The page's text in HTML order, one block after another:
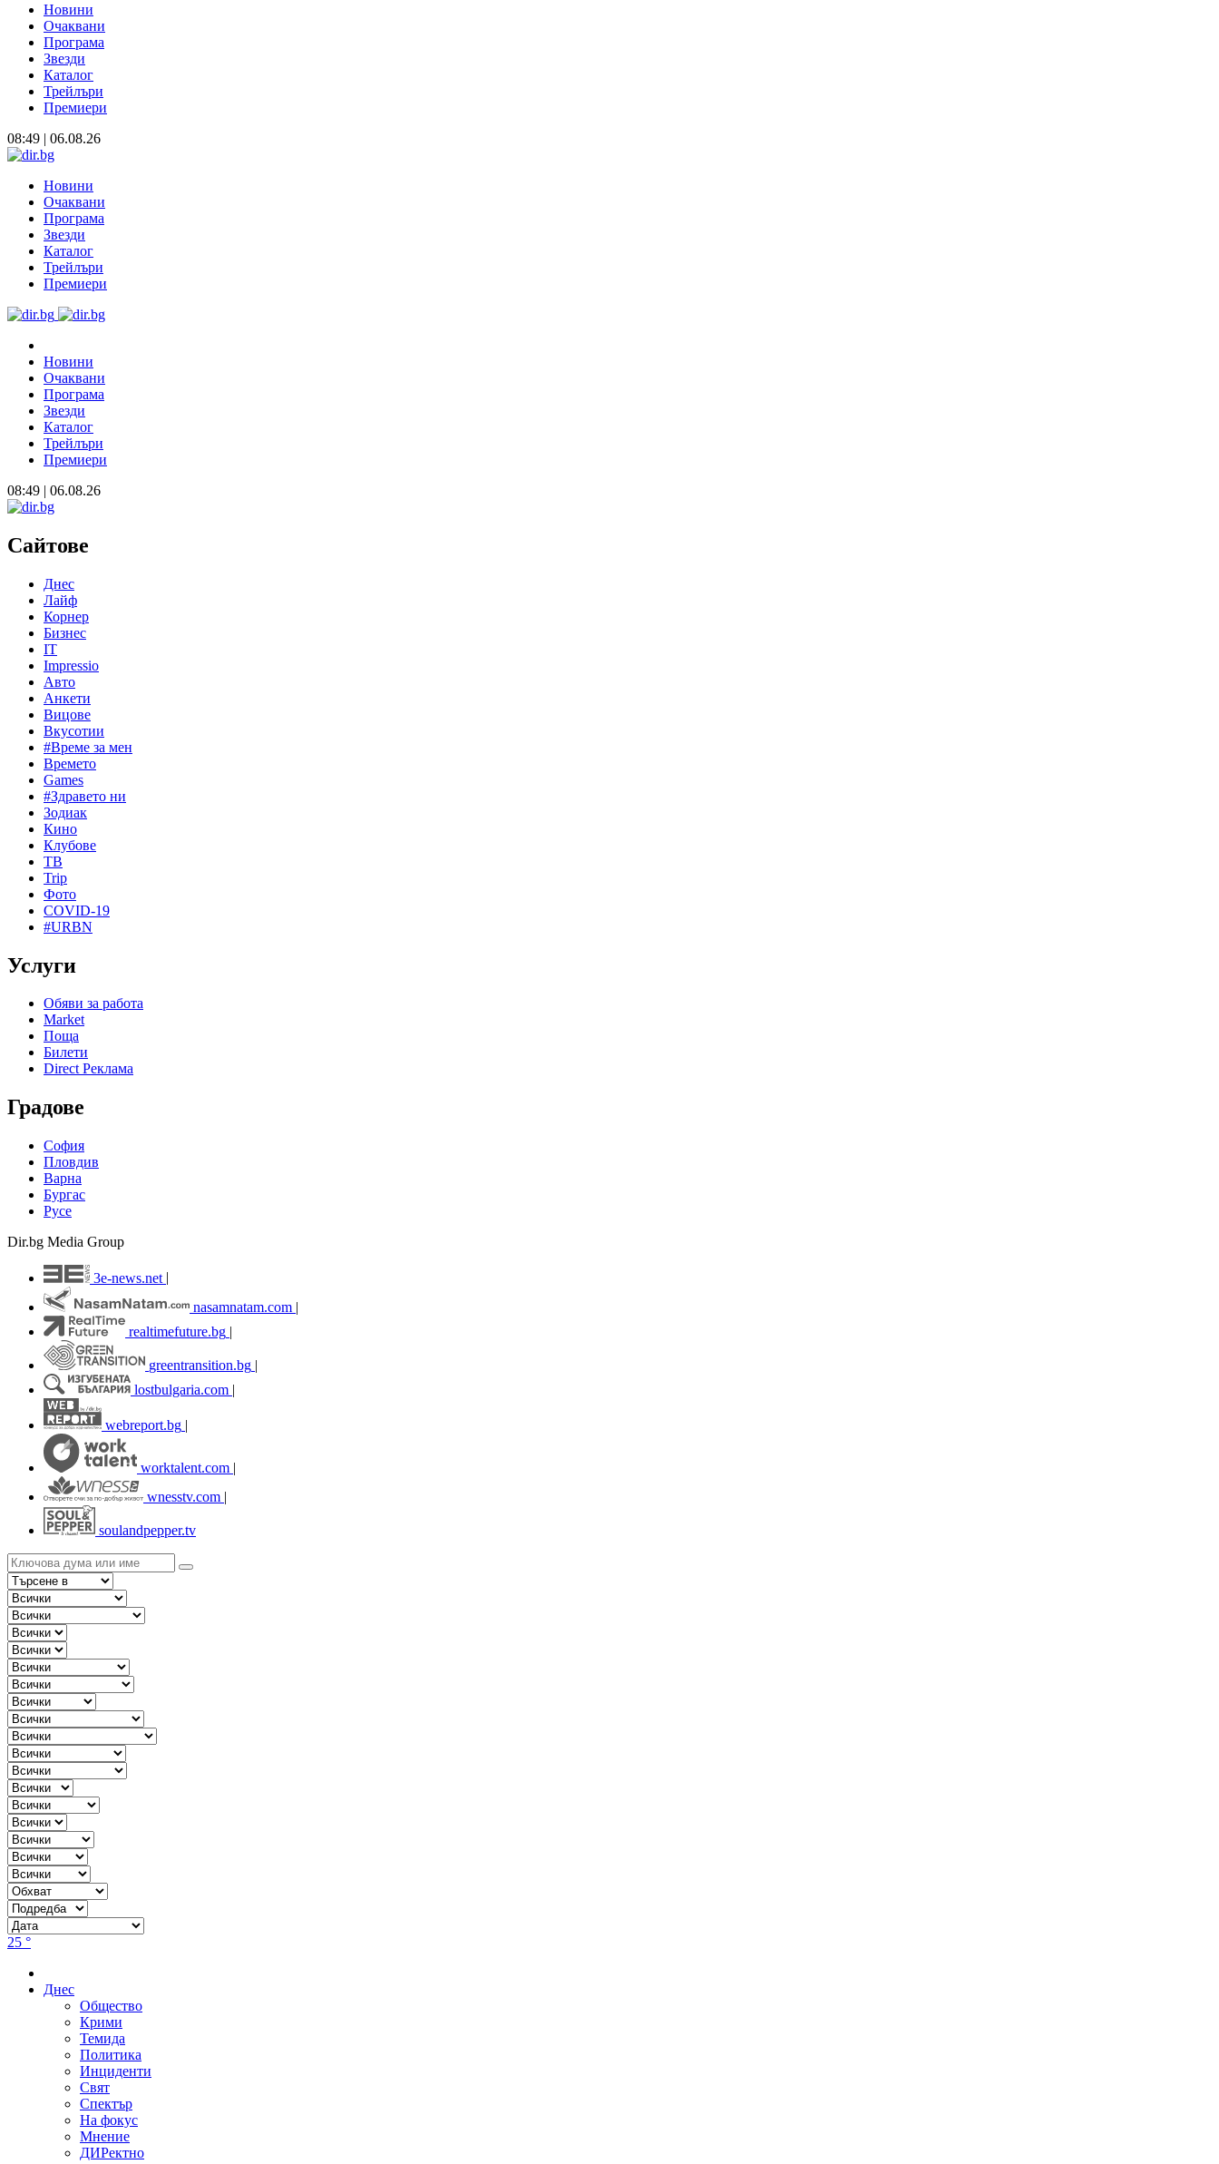
Новини
Очаквани
Програма
Звезди
Каталог
Трейлъри
Премиери
08:49 | 06.08.26
Новини
Очаквани
Програма
Звезди
Каталог
Трейлъри
Премиери
Новини
Очаквани
Програма
Звезди
Каталог
Трейлъри
Премиери
08:49 | 06.08.26
Сайтове
Днес
Лайф
Корнер
Бизнес
IT
Impressio
Авто
Анкети
Вицове
Вкусотии
#Време за мен
Времето
Games
#Здравето ни
Зодиак
Кино
Клубове
ТВ
Trip
Фото
COVID-19
#URBN
Услуги
Обяви за работа
Market
Поща
Билети
Direct Реклама
Градове
София
Пловдив
Варна
Бургас
Русе
Dir.bg Media Group
3e-news.net
nasamnatam.com |
realtimefuture.bg |
greentransition.bg |
lostbulgaria.com |
webreport.bg |
worktalent.com |
wnesstv.com |
soulandpepper.tv
25 °
Днес
Общество
Крими
Темида
Политика
Инциденти
Свят
Спектър
На фокус
Мнение
ДИРектно